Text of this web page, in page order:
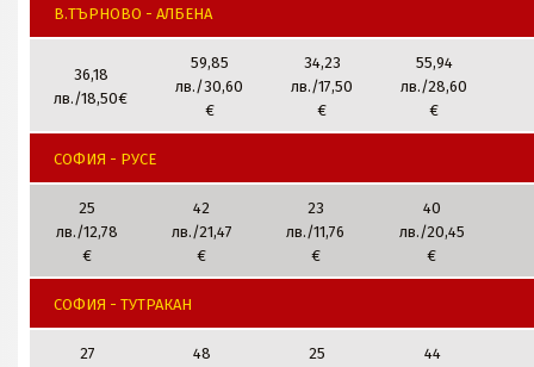
В.ТЪРНОВО - АЛБЕНА
36,18
лв./18,50€
59,85
лв./30,60
€
34,23
лв./17,50
€
55,94
лв./28,60
€
СОФИЯ - РУСЕ
25
лв./12,78
€
42
лв./21,47
€
23
лв./11,76
€
40
лв./20,45
€
СОФИЯ - ТУТРАКАН
27
48
25
44